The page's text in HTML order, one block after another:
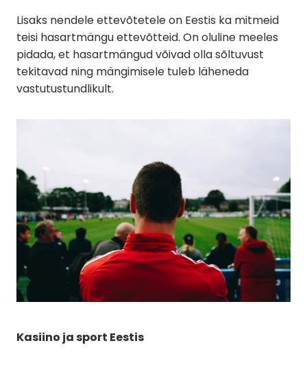
Lisaks nendele ettevõtetele on Eestis ka mitmeid
teisi hasartmängu ettevõtteid. On oluline meeles
pidada, et hasartmängud võivad olla sõltuvust
tekitavad ning mängimisele tuleb läheneda
vastutustundlikult.
Kasiino ja sport Eestis